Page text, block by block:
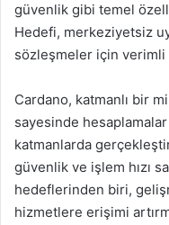
güvenlik gibi temel
Hedefi, merkeziyetsiz
sözleşmeler için verimli
Cardano, katmanlı bir
sayesinde
katmanlarda
güvenlik ve işlem hızı
hedeflerinden biri,
hizmetlere erişimi